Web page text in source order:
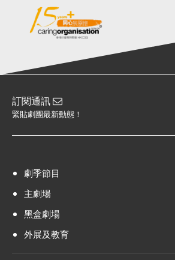
訂閱通訊
緊貼劇團最新動態！
劇季節目
主劇場
黑盒劇場
外展及教育